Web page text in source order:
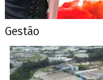
Gestão